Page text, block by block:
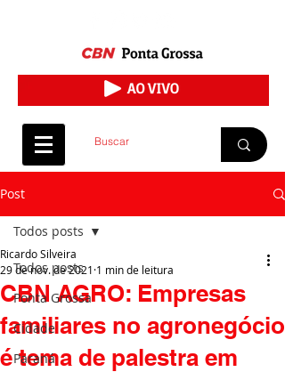
Post
Todos posts
Ponta Grossa
Cidade
Paraná
Todos posts
CBN AGRO: Empresas
familiares no agronegócio
é tema de palestra em
Ricardo Silveira
29 de nov. de 2021 1 min de leitura